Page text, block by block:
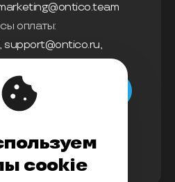
оплаты:
, support@ontico.ru,
телеграм
Бунина»
cookie